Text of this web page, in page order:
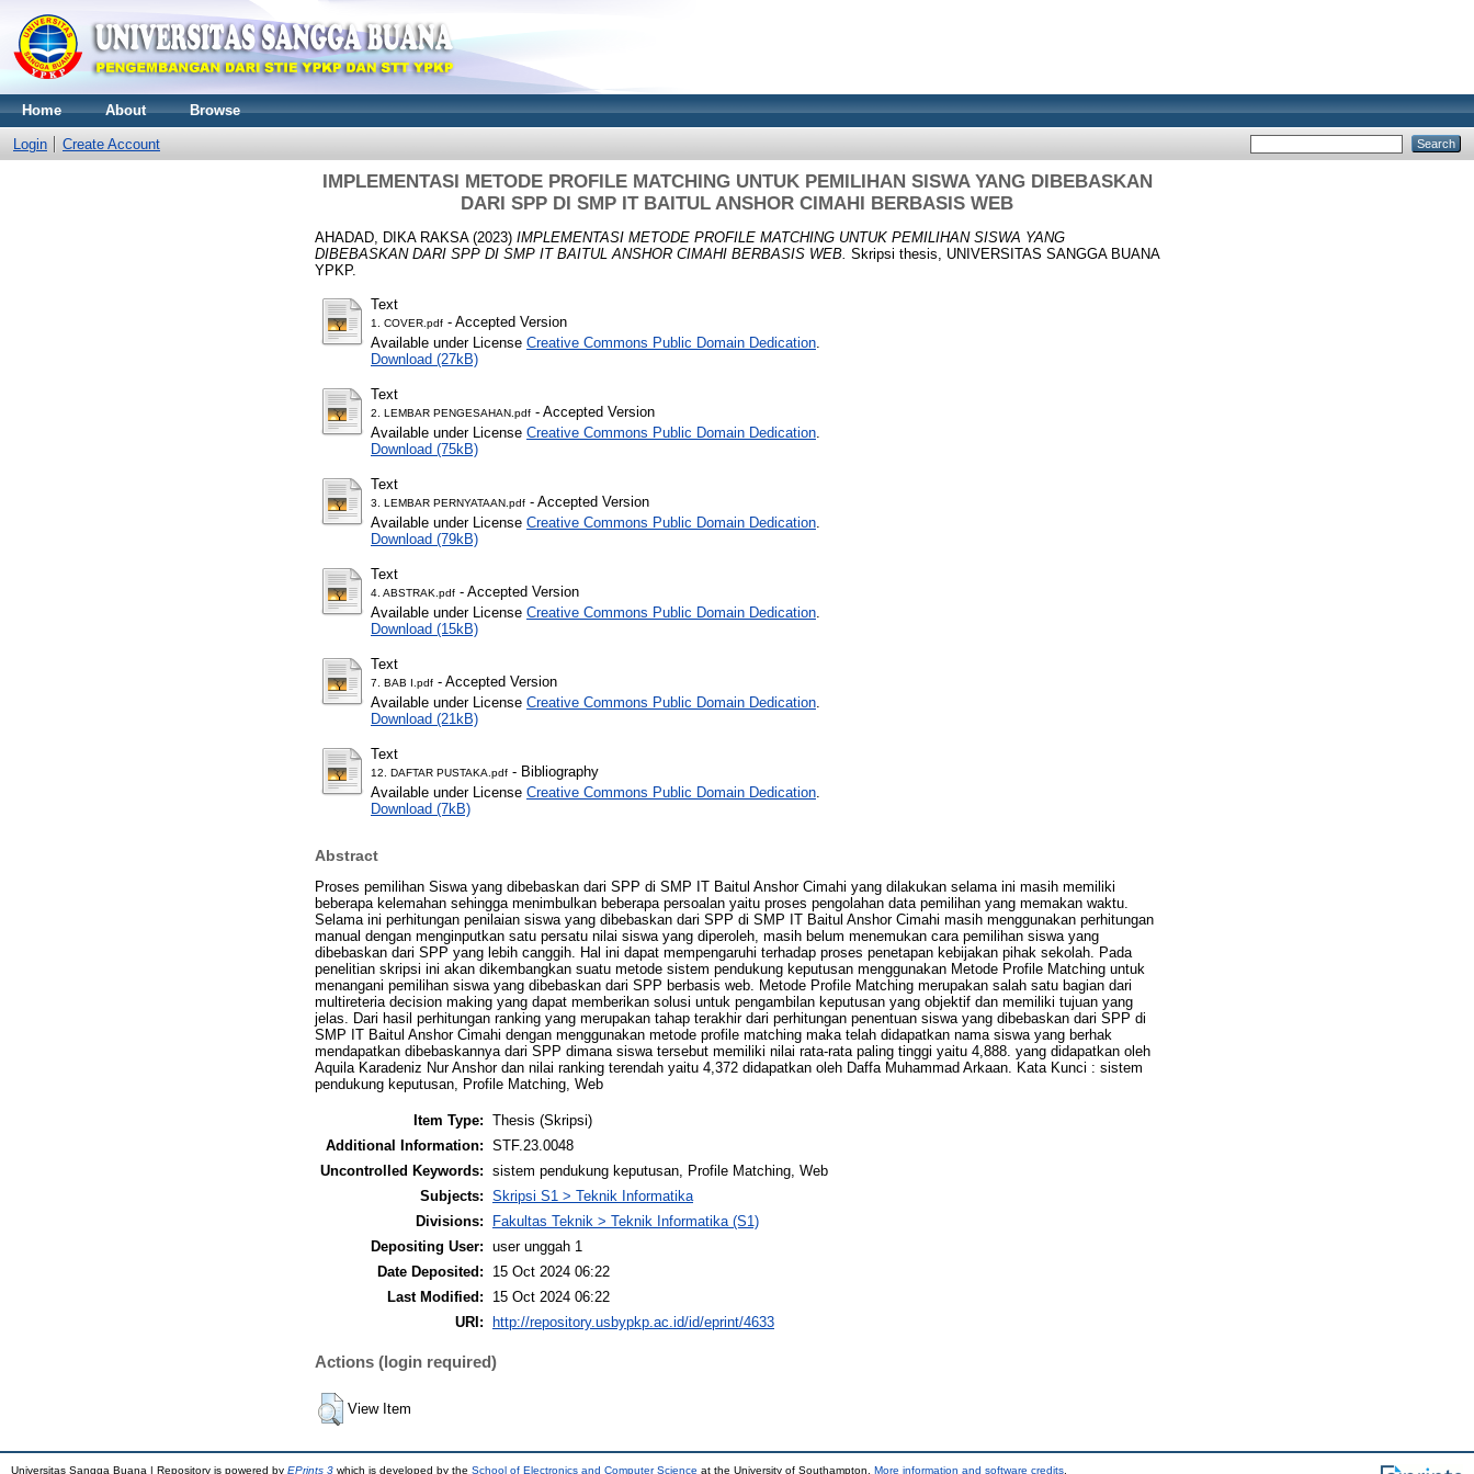
Home About Browse
Login Create Account
IMPLEMENTASI METODE PROFILE MATCHING UNTUK PEMILIHAN SISWA YANG DIBEBASKAN
DARI SPP DI SMP IT BAITUL ANSHOR CIMAHI BERBASIS WEB
AHADAD, DIKA RAKSA(2023) IMPLEMENTASI METODE PROFILE MATCHING UNTUK PEMILIHAN SISWA YANG
DIBEBASKAN DARI SPP DI SMP IT BAITUL ANSHOR CIMAHI BERBASIS WEB. Skripsi thesis, UNIVERSITAS SANGGA BUANA
YPKP.
Text
1. COVER.pdf - Accepted Version
Available under License Creative Commons Public Domain Dedication
Download (27kB)
Text
2. LEMBAR PENGESAHAN.pdf - Accepted Version
Available under License Creative Commons Public Domain Dedication
Download (75kB)
Text
3. LEMBAR PERNYATAAN.pdf - Accepted Version
Available under License Creative Commons Public Domain Dedication
Download (79kB)
Text
4. ABSTRAK.pdf - Accepted Version
Available under License Creative Commons Public Domain Dedication
Download (15kB)
Text
7. BAB I.pdf - Accepted Version
Available under License Creative Commons Public Domain Dedication
Download (21kB)
Text
12. DAFTAR PUSTAKA.pdf - Bibliography
Available under License Creative Commons Public Domain Dedication
Download (7kB)
Abstract
Proses pemilihan Siswa yang dibebaskan dari SPP di SMP IT Baitul Anshor Cimahi yang dilakukan selama ini masih memiliki
beberapa kelemahan sehingga menimbulkan beberapa persoalan yaitu proses pengolahan data pemilihan yang memakan waktu.
Selama ini perhitungan penilaian siswa yang dibebaskan dari SPP di SMP IT Baitul Anshor Cimahi masih menggunakan perhitungan
manual dengan menginputkan satu persatu nilai siswa yang diperoleh, masih belum menemukan cara pemilihan siswa yang
dibebaskan dari SPP yang lebih canggih. Hal ini dapat mempengaruhi terhadap proses penetapan kebijakan pihak sekolah. Pada
penelitian skripsi ini akan dikembangkan suatu metode sistem pendukung keputusan menggunakan Metode Profile Matching untuk
menangani pemilihan siswa yang dibebaskan dari SPP berbasis web. Metode Profile Matching merupakan salah satu bagian dari
multireteria decision making yang dapat memberikan solusi untuk pengambilan keputusan yang objektif dan memiliki tujuan yang
jelas. Dari hasil perhitungan ranking yang merupakan tahap terakhir dari perhitungan penentuan siswa yang dibebaskan dari SPP di
SMP IT Baitul Anshor Cimahi dengan menggunakan metode profile matching maka telah didapatkan nama siswa yang berhak
mendapatkan dibebaskannya dari SPP dimana siswa tersebut memiliki nilai rata-rata paling tinggi yaitu 4,888. yang didapatkan oleh
Aquila Karadeniz Nur Anshor dan nilai ranking terendah yaitu 4,372 didapatkan oleh Daffa Muhammad Arkaan. Kata Kunci : sistem
pendukung keputusan, Profile Matching, Web
Item Type: Thesis (Skripsi)
Additional Information: STF.23.0048
Uncontrolled Keywords: sistem pendukung keputusan, Profile Matching, Web
Subjects: Skripsi S1 > Teknik Informatika
Divisions:
Fakultas Teknik > Teknik Informatika (S1)
Depositing User: user unggah 1
Date Deposited:
15 Oct 2024 06:22
Last Modified:
15 Oct 2024 06:22
URI:
http://repository.usbypkp.ac.id/id/eprint/4633
Actions (login required)
View Item
Universitas Sangga Buana | Repository is powered by EPrints 3 which is developed by the School of Electronics and Computer Science at the University of Southampton. More information and software credits